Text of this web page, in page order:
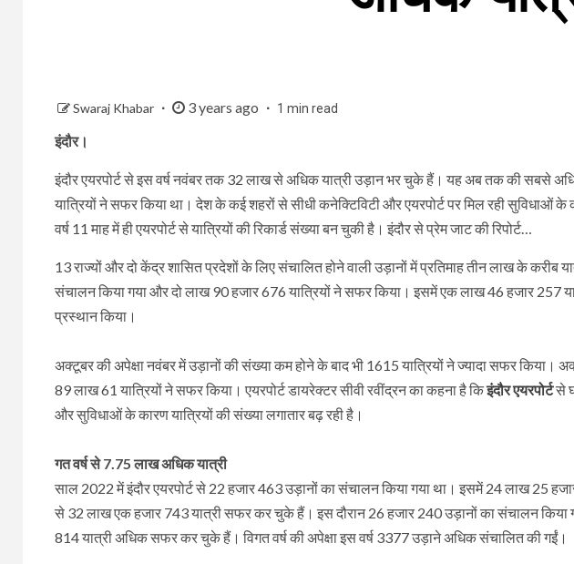
Swaraj Khabar 3 years ago 1 min read
इंदौर।
इंदौर एयरपोर्ट से इस वर्ष नवंबर तक 32 लाख से अधिक यात्री उड़ान भर चुके हैं। यह अब तक की सबसे
यात्रियों ने सफर किया था। देश के कई शहरों से सीधी कनेक्टिविटी और एयरपोर्ट पर मिल रही सुविधाओं के
वर्ष 11 माह में ही एयरपोर्ट से यात्रियों की रिकार्ड संख्या बन चुकी है। इंदौर से प्रेम जाट की रिपोर्ट…
13 राज्यों और दो केंद्र शासित प्रदेशों के लिए संचालित होने वाली उड़ानों में प्रतिमाह तीन लाख के करीब
संचालन किया गया और दो लाख 90 हजार 676 यात्रियों ने सफर किया। इसमें एक लाख 46 हजार 257
प्रस्थान किया।
अक्टूबर की अपेक्षा नवंबर में उड़ानों की संख्या कम होने के बाद भी 1615 यात्रियों ने ज्यादा सफर किया।
89 लाख 61 यात्रियों ने सफर किया। एयरपोर्ट डायरेक्टर सीवी रवींद्रन का कहना है किइंदौर एयरपोर्टसे
और सुविधाओं के कारण यात्रियों की संख्या लगातार बढ़ रही है।
गत वर्ष से 7.75 लाख अधिक यात्री
साल 2022 में इंदौर एयरपोर्ट से 22 हजार 463 उड़ानों का संचालन किया गया था। इसमें 24 लाख 25
से 32 लाख एक हजार 743 यात्री सफर कर चुके हैं। इस दौरान 26 हजार 240 उड़ानों का संचालन किया
814 यात्री अधिक सफर कर चुके हैं। विगत वर्ष की अपेक्षा इस वर्ष 3377 उड़ाने अधिक संचालित की गईं।